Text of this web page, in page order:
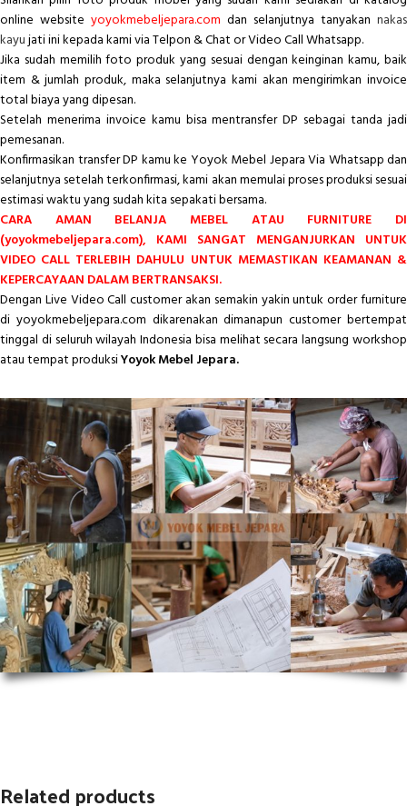
online website yoyokmebeljepara.com dan selanjutnya tanyakan nakas
kayujati ini kepada kami via Telpon & Chat or Video Call Whatsapp.
Jika sudah memilih foto produk yang sesuai dengan keinginan kamu, baik
item & jumlah produk, maka selanjutnya kami akan mengirimkan invoice
total biaya yang dipesan.
Setelah menerima invoice kamu bisa mentransfer DP sebagai tanda jadi
pemesanan.
Konfirmasikan transfer DP kamu ke Yoyok Mebel Jepara Via Whatsapp dan
selanjutnya setelah terkonfirmasi, kami akan memulai proses produksi sesuai
estimasi waktu yang sudah kita sepakati bersama.
CARA AMAN BELANJA MEBEL ATAU FURNITURE DI
(yoyokmebeljepara.com), KAMI SANGAT MENGANJURKAN UNTUK
VIDEO CALL TERLEBIH DAHULU UNTUK MEMASTIKAN KEAMANAN &
KEPERCAYAAN DALAM BERTRANSAKSI.
Dengan Live Video Call customer akan semakin yakin untuk order furniture
di yoyokmebeljepara.com dikarenakan dimanapun customer bertempat
tinggal di seluruh wilayah Indonesia bisa melihat secara langsung workshop
atau tempat produksiYoyok Mebel Jepara.
Related products